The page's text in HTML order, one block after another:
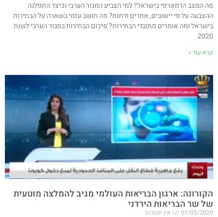
מה המצב הדמוגרפי בישראל? למי הצביע המגזר הערבי וכיצד התפלגה
ההצבעה על פי יישובים, אזורים ודתות? מה חושב עזמי בשארה על הבחירות
בישראל ומה אומרים מתנגדי הבחירות? סיכום הבחירות במגזר הערבי לשנת
2020
קרא עוד »
הקורונה: ארגון הבריאות העולמי מגיב להמלצה מוטעית
של שר הבריאות הירדני
01/03/2020 אין תגובות